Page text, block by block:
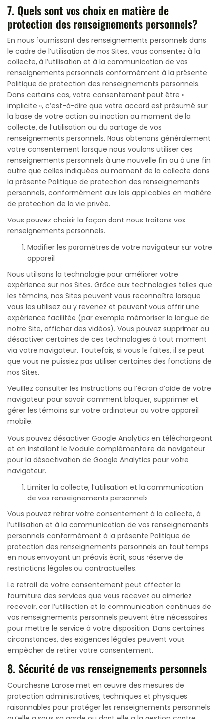
7. Quels sont vos choix en matière de
protection des renseignements personnels?
En nous fournissant des renseignements personnels dans
le cadre de l’utilisation de nos Sites, vous consentez à la
collecte, à l’utilisation et à la communication de vos
renseignements personnels conformément à la présente
Politique de protection des renseignements personnels.
Dans certains cas, votre consentement peut être «
implicite », c’est-à-dire que votre accord est présumé sur
la base de votre action ou inaction au moment de la
collecte, de l’utilisation ou du partage de vos
renseignements personnels. Nous obtenons généralement
votre consentement lorsque nous voulons utiliser des
renseignements personnels à une nouvelle fin ou à une fin
autre que celles indiquées au moment de la collecte dans
la présente Politique de protection des renseignements
personnels, conformément aux lois applicables en matière
de protection de la vie privée.
Vous pouvez choisir la façon dont nous traitons vos
renseignements personnels.
Modifier les paramètres de votre navigateur sur votre
appareil
Nous utilisons la technologie pour améliorer votre
expérience sur nos Sites. Grâce aux technologies telles que
les témoins, nos Sites peuvent vous reconnaître lorsque
vous les utilisez ou y revenez et peuvent vous offrir une
expérience facilitée (par exemple mémoriser la langue de
notre Site, afficher des vidéos). Vous pouvez supprimer ou
désactiver certaines de ces technologies à tout moment
via votre navigateur. Toutefois, si vous le faites, il se peut
que vous ne puissiez pas utiliser certaines des fonctions de
nos Sites.
Veuillez consulter les instructions ou l’écran d’aide de votre
navigateur pour savoir comment bloquer, supprimer et
gérer les témoins sur votre ordinateur ou votre appareil
mobile.
Vous pouvez désactiver Google Analytics en téléchargeant
et en installant le Module complémentaire de navigateur
pour la désactivation de Google Analytics pour votre
navigateur.
Limiter la collecte, l’utilisation et la communication
de vos renseignements personnels
Vous pouvez retirer votre consentement à la collecte, à
l’utilisation et à la communication de vos renseignements
personnels conformément à la présente Politique de
protection des renseignements personnels en tout temps
en nous envoyant un préavis écrit, sous réserve de
restrictions légales ou contractuelles.
Le retrait de votre consentement peut affecter la
fourniture des services que vous recevez ou aimeriez
recevoir, car l’utilisation et la communication continues de
vos renseignements personnels peuvent être nécessaires
pour mettre le service à votre disposition. Dans certaines
circonstances, des exigences légales peuvent vous
empêcher de retirer votre consentement.
8. Sécurité de vos renseignements personnels
Courchesne Larose met en œuvre des mesures de
protection administratives, techniques et physiques
raisonnables pour protéger les renseignements personnels